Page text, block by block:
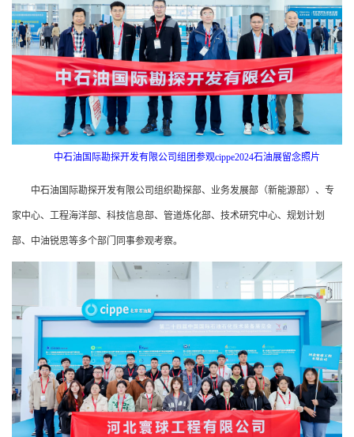
中石油国际勘探开发有限公司组团参观cippe2024石油展留念照片
中石油国际勘探开发有限公司组织勘探部、业务发展部（新能源部）、专
家中心、工程海洋部、科技信息部、管道炼化部、技术研究中心、规划计划
部、中油锐思等多个部门同事参观考察。